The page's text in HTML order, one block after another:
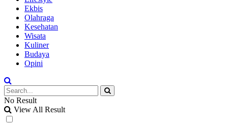
Ekbis
Olahraga
Kesehatan
Wisata
Kuliner
Budaya
Opini
No Result
View All Result